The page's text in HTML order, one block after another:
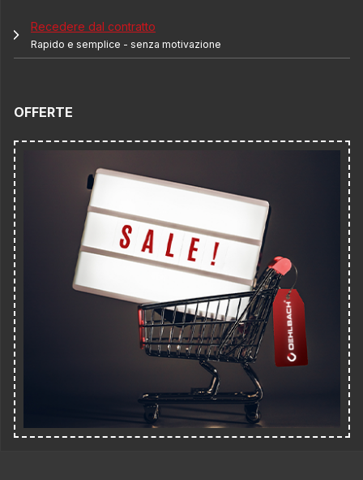
Recedere dal contratto
Rapido e semplice - senza motivazione
OFFERTE